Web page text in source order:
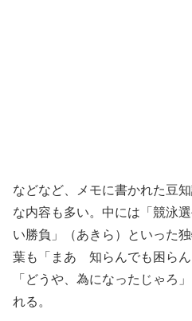
などなど、メモに書かれた豆
な内容も多い。中には「競泳
い勝負」（あきら）といった
葉も「まあ 知らんでも困らん
「どうや、為になったじゃろ
れる。